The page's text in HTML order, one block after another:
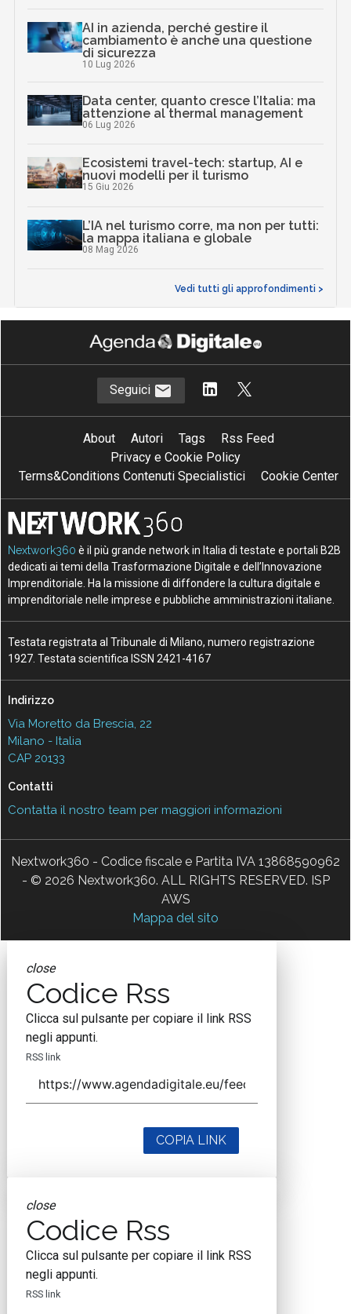
AI in azienda, perché gestire il
cambiamento è anche una questione
di sicurezza
10 Lug 2026
Data center, quanto cresce l’Italia: ma
attenzione al thermal management
06 Lug 2026
Ecosistemi travel-tech: startup, AI e
nuovi modelli per il turismo
15 Giu 2026
L’IA nel turismo corre, ma non per tutti:
la mappa italiana e globale
08 Mag 2026
Vedi tutti gli approfondimenti >
Seguici
About Autori Tags
Rss Feed
Privacy e Cookie Policy
Terms&Conditions Contenuti Specialistici
Cookie Center
Nextwork360 è il più grande network in Italia di testate e portali B2B
dedicati ai temi della Trasformazione Digitale e dell’Innovazione
Imprenditoriale. Ha la missione di diffondere la cultura digitale e
imprenditoriale nelle imprese e pubbliche amministrazioni italiane.
Testata registrata al Tribunale di Milano, numero registrazione
1927. Testata scientifica ISSN 2421-4167
Indirizzo
Via Moretto da Brescia, 22
Milano - Italia
CAP 20133
Contatti
Contatta il nostro team per maggiori informazioni
Nextwork360 - Codice fiscale e Partita IVA 13868590962
- © 2026 Nextwork360. ALL RIGHTS RESERVED. ISP
AWS
Mappa del sito
close
Codice Rss
Clicca sul pulsante per copiare il link RSS
negli appunti.
RSS link
COPIA LINK
close
Codice Rss
Clicca sul pulsante per copiare il link RSS
negli appunti.
RSS link